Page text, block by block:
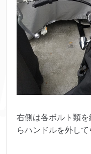
右側は各ボルト類
らハンドルを外して